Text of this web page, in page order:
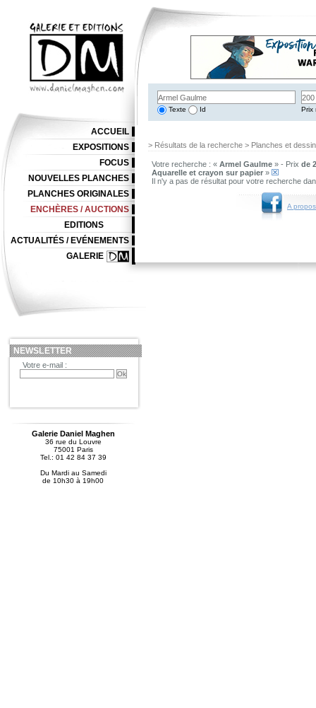
Texte Id Prix
> Résultats de la recherche > Planches et
Votre recherche : « Armel Gaulme » - Prix de
Aquarelle et crayon sur papier »
Il n'y a pas de résultat pour votre recherche
A
ACCUEIL
EXPOSITIONS
FOCUS
NOUVELLES PLANCHES
PLANCHES ORIGINALES
ENCHÈRES / AUCTIONS
EDITIONS
ACTUALITÉS / EVÉNEMENTS
GALERIE
NEWSLETTER
Votre e-mail :
Galerie Daniel Maghen
36 rue du Louvre
75001 Paris
Tel.: 01 42 84 37 39
Du Mardi au Samedi
de 10h30 à 19h00